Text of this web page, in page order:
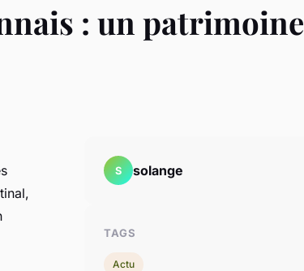
: un patrimoine
S solange
TAGS
Actu